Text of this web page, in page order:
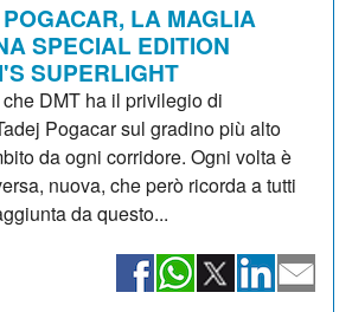
LA MAGLIA
SPECIAL EDITION
SUPERLIGHT
DMT ha il privilegio di
Pogacar sul gradino più alto
da ogni corridore. Ogni volta è
nuova, che però ricorda a tutti
da questo...